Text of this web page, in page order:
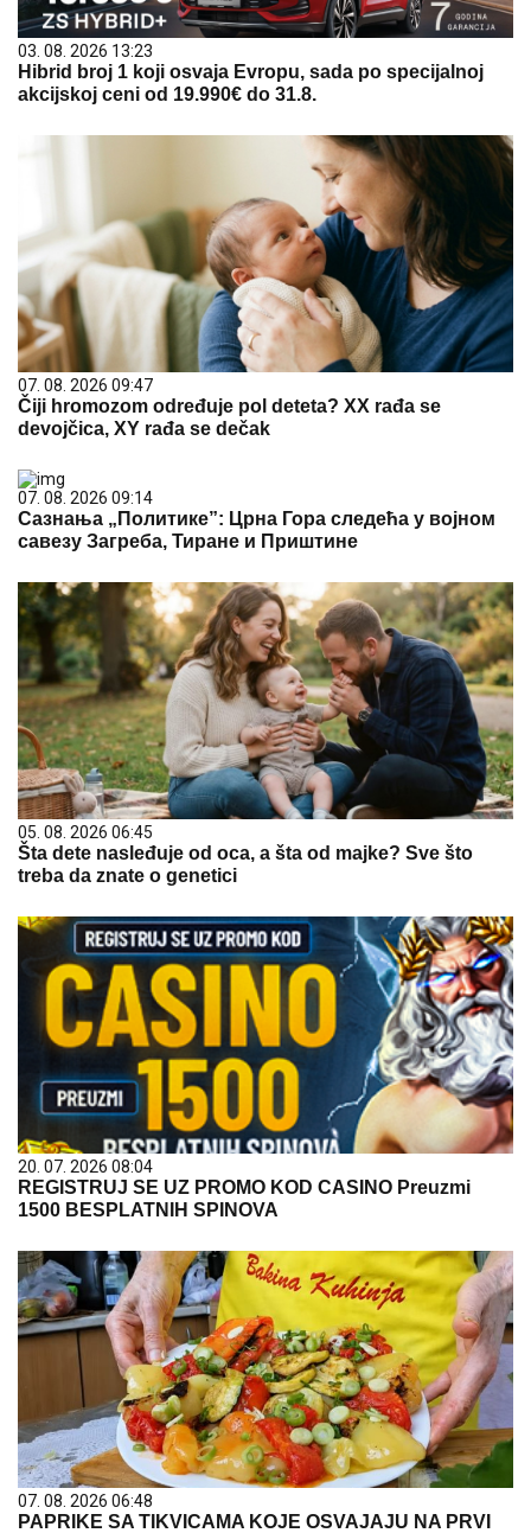
03. 08. 2026 13:23
Hibrid broj 1 koji osvaja Evropu, sada po specijalnoj
akcijskoj ceni od 19.990€ do 31.8.
07. 08. 2026 09:47
Čiji hromozom određuje pol deteta? XX rađa se
devojčica, XY rađa se dečak
07. 08. 2026 09:14
Сазнања „Политике”: Црна Гора следећа у војном
савезу Загреба, Тиране и Приштине
05. 08. 2026 06:45
Šta dete nasleđuje od oca, a šta od majke? Sve što
treba da znate o genetici
20. 07. 2026 08:04
REGISTRUJ SE UZ PROMO KOD CASINO Preuzmi
1500 BESPLATNIH SPINOVA
07. 08. 2026 06:48
PAPRIKE SA TIKVICAMA KOJE OSVAJAJU NA PRVI